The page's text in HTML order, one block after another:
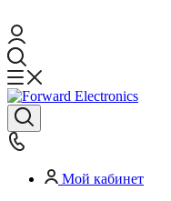
Мой кабинет